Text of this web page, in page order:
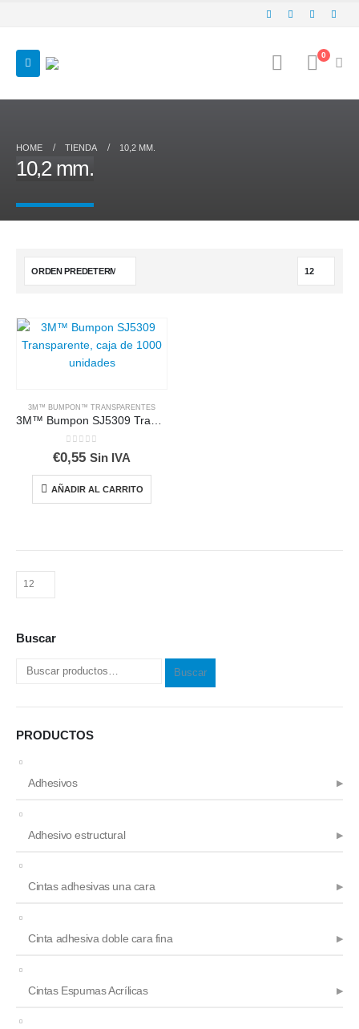
0
HOME TIENDA 10,2 MM.
10,2 mm.
3M™ BUMPON™ TRANSPARENTES
0 out of 5
€0,55 Sin IVA
AÑADIR AL CARRITO
Buscar
Buscar
PRODUCTOS
Adhesivos
Adhesivo estructural
Cintas adhesivas una cara
Cinta adhesiva doble cara fina
Cintas Espumas Acrílicas